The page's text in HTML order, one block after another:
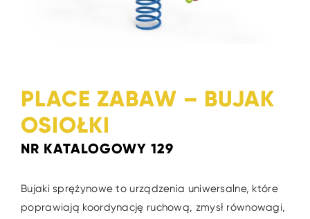
PLACE ZABAW – BUJAK
OSIOŁKI
NR KATALOGOWY 129
Bujaki sprężynowe to urządzenia uniwersalne, które
poprawiają koordynację ruchową, zmysł równowagi,